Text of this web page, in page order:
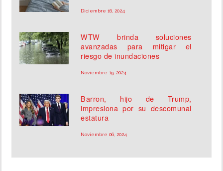
Diciembre 16, 2024
WTW brinda soluciones
avanzadas para mitigar el
riesgo de inundaciones
Noviembre 19, 2024
Barron, hijo de Trump,
impresiona por su descomunal
estatura
Noviembre 06, 2024